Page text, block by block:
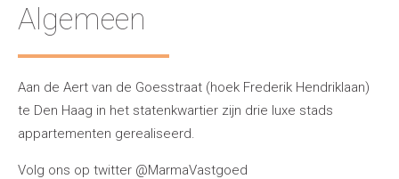
Algemeen
Aan de Aert van de Goesstraat (hoek Frederik Hendriklaan)
te Den Haag in het statenkwartier zijn drie luxe stads
appartementen gerealiseerd.
Volg ons op twitter @MarmaVastgoed